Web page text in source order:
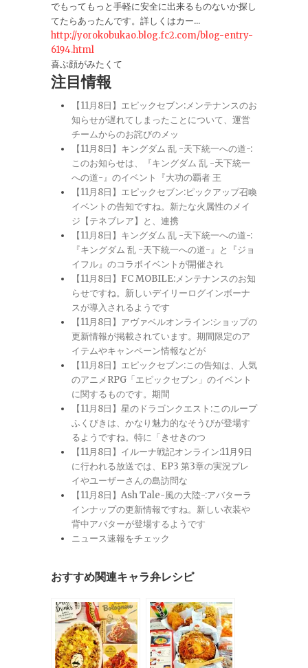
でもってもっと手軽に安全に出来るものないか探し
てたらあったんです。詳しくはカー...
http://yorokobukao.blog.fc2.com/blog-entry-
6194.html
喜ぶ顔がみたくて
注目情報
【11月8日】エピックセブン:メンテナンスのお
知らせが遅れてしまったことについて、運営
チームからのお詫びのメッ
【11月8日】キングダム 乱 -天下統一への道-:
このお知らせは、『キングダム 乱 -天下統一
への道-』のイベント『大功の覇者 王
【11月8日】エピックセブン:ピックアップ召喚
イベントの告知ですね。新たな火属性のメイ
ジ【テネブレア】と、連携
【11月8日】キングダム 乱 -天下統一への道-:
『キングダム 乱 -天下統一への道-』と『ジョ
イフル』のコラボイベントが開催され
【11月8日】FC MOBILE:メンテナンスのお知
らせですね。新しいデイリーログインボーナ
スが導入されるようです
【11月8日】アヴァベルオンライン:ショップの
更新情報が掲載されています。期間限定のア
イテムやキャンペーン情報などが
【11月8日】エピックセブン:この告知は、人気
のアニメRPG「エピックセブン」のイベント
に関するものです。期間
【11月8日】星のドラゴンクエスト:このループ
ふくびきは、かなり魅力的なそうびが登場す
るようですね。特に「きせきのつ
【11月8日】イルーナ戦記オンライン:11月9日
に行われる放送では、EP3 第3章の実況プレ
イやユーザーさんの島訪問な
【11月8日】Ash Tale-風の大陸-:アバターラ
インナップの更新情報ですね。新しい衣装や
背中アバターが登場するようです
ニュース速報をチェック
おすすめ関連キャラ弁レシピ